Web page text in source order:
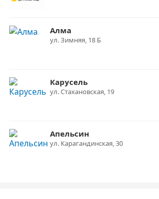
Алма
ул. ​Зимняя, 18 Б
Карусель
ул. Стахановская, 19
Апельсин
ул. Карагандинская, 30